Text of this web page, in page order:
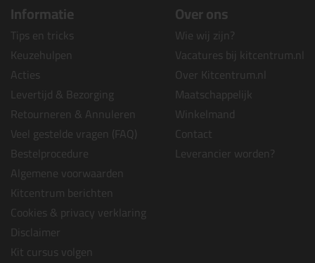
Informatie
Tips en tricks
Keuzehulpen
Acties
Levertijd & Bezorging
Retourneren & Annuleren
Veel gestelde vragen (FAQ)
Bestelprocedure
Algemene voorwaarden
Kitcentrum berichten
Cookies & privacy verklaring
Disclaimer
Kit cursus volgen
Over ons
Wie wij zijn?
Vacatures bij kitcentrum.nl
Over Kitcentrum.nl
Maatschappelijk
Winkelmand
Contact
Leverancier worden?